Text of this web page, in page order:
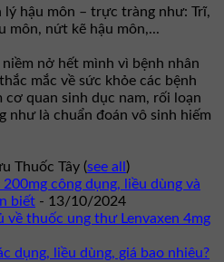
lý hậu môn – trực tràng như: Trĩ,
môn, nứt kẽ hậu môn,...
nở hết mình vì bệnh nhân
mắc về sức khỏe các bệnh
cơ quan sinh dục nam, rối loạn
như là chuẩn đoán vô sinh hiếm
Thuốc Tây (see all )
công dụng, liều dùng và
biết - 13/10/2024
về thuốc ung thư Lenvaxen 4mg
dụng, liều dùng, giá bao nhiêu?